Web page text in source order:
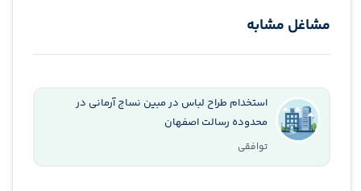
مشاغل مشابه
استخدام طراح لباس در مبین نساج آرمانی در
محدوده رسالت اصفهان
توافقی